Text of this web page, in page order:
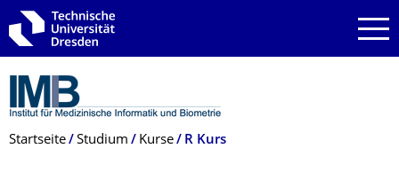
Zur Hauptnavigation springen
Zur Suche springen
Zum Inhalt springen
Breadcrumb-Menü
Startseite Studium Kurse R Kurs